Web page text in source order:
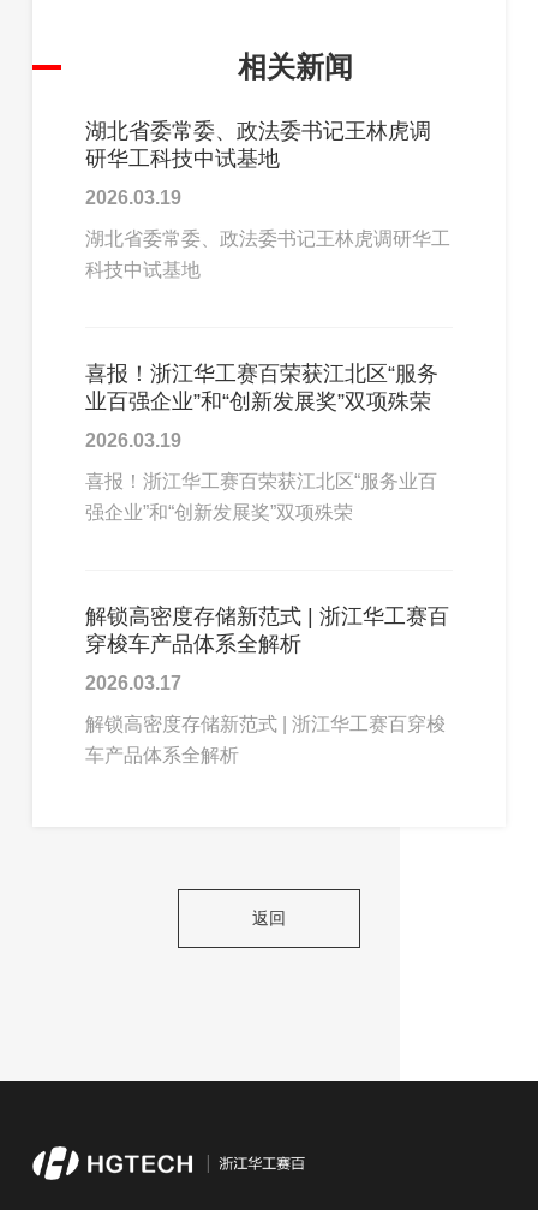
相关新闻
湖北省委常委、政法委书记王林虎调
研华工科技中试基地
2026.03.19
湖北省委常委、政法委书记王林虎调研华工
科技中试基地
喜报！浙江华工赛百荣获江北区“服务
业百强企业”和“创新发展奖”双项殊荣
2026.03.19
喜报！浙江华工赛百荣获江北区“服务业百
强企业”和“创新发展奖”双项殊荣
解锁高密度存储新范式 | 浙江华工赛百
穿梭车产品体系全解析
2026.03.17
解锁高密度存储新范式 | 浙江华工赛百穿梭
车产品体系全解析
返回